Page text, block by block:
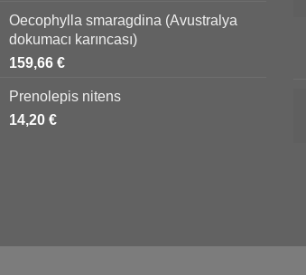
Oecophylla smaragdina (Avustralya
dokumacı karıncası)
159,66 €
Prenolepis nitens
14,20 €